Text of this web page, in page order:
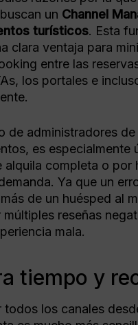
un Channel
turísticos. Esta
clara ventaja para
entre las
los portales e
de administradores de
es especialmente
alquila completa o por
Ya que un
de un huésped al
múltiples reseñas
mala.
tiempo y
todos los canales